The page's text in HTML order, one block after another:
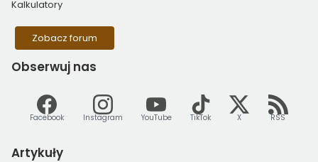
Kalkulatory
Zobacz forum
Obserwuj nas
Facebook Instagram YouTube TikTok X RSS
Artykuły